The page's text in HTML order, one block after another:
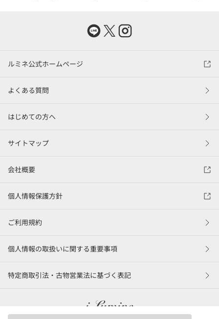
ルミネ公式ホームページ
よくある質問
はじめての方へ
サイトマップ
会社概要
個人情報保護方針
ご利用規約
個人情報の取扱いに関する重要事項
特定商取引法・古物営業法に基づく表記